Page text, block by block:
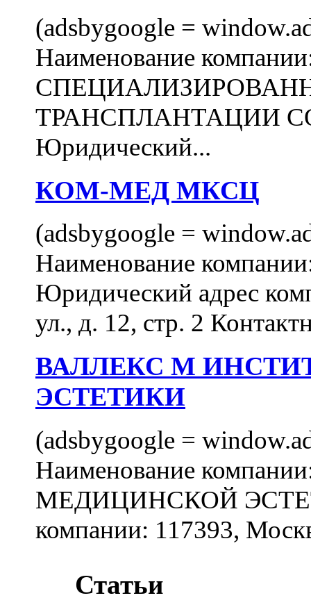
(adsbygoogle =
Наименование
ТРАНСПЛАНТАЦИИ
Юридический...
КОМ-МЕД МКСЦ
(adsbygoogle =
Наименование
Юридический адрес
ул., д. 12, стр. 2
ВАЛЛЕКС М
ЭСТЕТИКИ
(adsbygoogle =
Наименование
МЕДИЦИНСКОЙ
компании: 117393,
Статьи